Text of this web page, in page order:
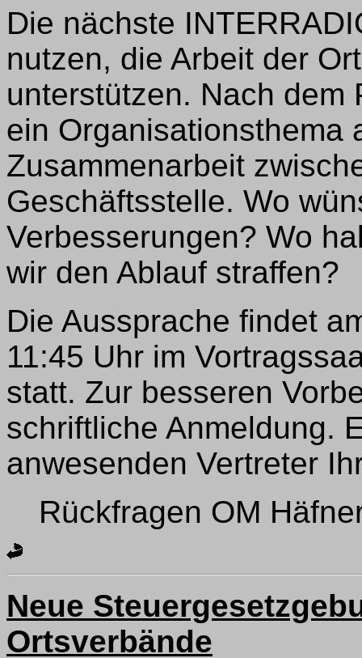
Die nächste
nutzen, die Arbeit der
unterstützen. Nach dem
ein Organisationsthema
Zusammenarbeit
Geschäftsstelle. Wo
Verbesserungen? Wo
wir den Ablauf straffen?
Die Aussprache findet
11:45 Uhr im
statt. Zur besseren
schriftliche Anmeldung.
anwesenden Vertreter
Rückfragen OM
Neue
Ortsverbände